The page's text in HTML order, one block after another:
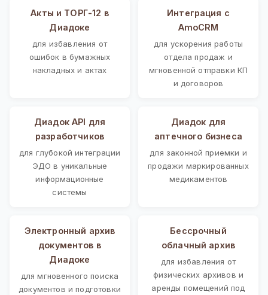
Акты и ТОРГ-12 в
Диадоке
для избавления от
ошибок в бумажных
накладных и актах
Интеграция с
AmoCRM
для ускорения работы
отдела продаж и
мгновенной отправки КП
и договоров
Диадок API для
разработчиков
для глубокой интеграции
ЭДО в уникальные
информационные
системы
Диадок для
аптечного бизнеса
для законной приемки и
продажи маркированных
медикаментов
Электронный архив
документов в
Диадоке
для мгновенного поиска
документов и подготовки
Бессрочный
облачный архив
для избавления от
физических архивов и
аренды помещений под